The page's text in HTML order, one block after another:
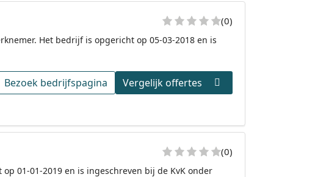
(0)
Het bedrijf is opgericht op 05-03-2018 en is
Bezoek bedrijfspagina Vergelijk offertes
(0)
01-01-2019 en is ingeschreven bij de KvK onder